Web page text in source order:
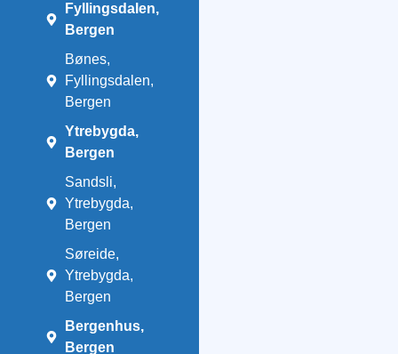
Fyllingsdalen,
Bergen
Bønes,
Fyllingsdalen,
Bergen
Ytrebygda,
Bergen
Sandsli,
Ytrebygda,
Bergen
Søreide,
Ytrebygda,
Bergen
Bergenhus,
Bergen